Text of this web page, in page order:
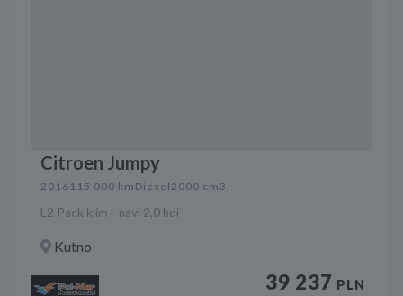
Citroen Jumpy
2016 115 000 km Diesel2000 cm3
L2 Pack klim+ navi 2,0 hdi
Kutno
39 237 PLN